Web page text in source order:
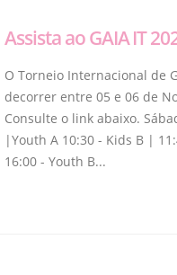
Assista ao GAIA IT
O Torneio Internacional de
decorrer entre 05 e 06 de
Consulte o link abaixo.
|Youth A 10:30 - Kids B |
16:00 - Youth B...